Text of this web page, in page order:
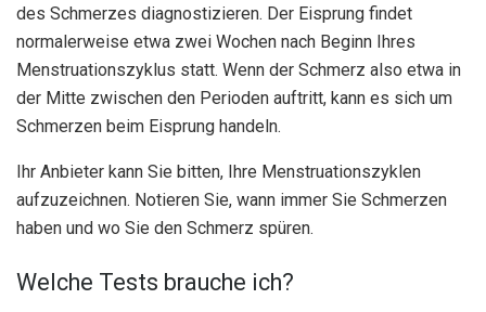
des Schmerzes diagnostizieren. Der Eisprung findet
normalerweise etwa zwei Wochen nach Beginn Ihres
Menstruationszyklus statt. Wenn der Schmerz also etwa in
der Mitte zwischen den Perioden auftritt, kann es sich um
Schmerzen beim Eisprung handeln.
Ihr Anbieter kann Sie bitten, Ihre Menstruationszyklen
aufzuzeichnen. Notieren Sie, wann immer Sie Schmerzen
haben und wo Sie den Schmerz spüren.
Welche Tests brauche ich?